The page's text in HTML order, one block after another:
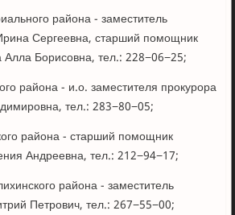
района - заместитель
Сергеевна, старший помощник
Алла Борисовна, тел.: 228−06−25;
района - и.о. заместителя прокурора
тел.: 283−80−05;
района - старший помощник
Андреевна, тел.: 212−94−17;
района - заместитель
Петрович, тел.: 267−55−00;